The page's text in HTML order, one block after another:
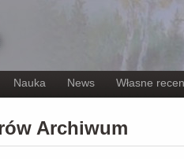
Nauka News Własne
Archiwum